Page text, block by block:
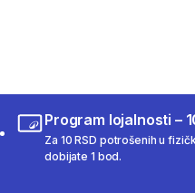
Program lojalnosti –
Za 10 RSD potrošenih u
dobijate 1 bod.